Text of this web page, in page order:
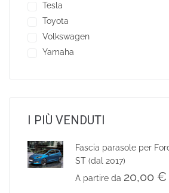
Tesla
Toyota
Volkswagen
Yamaha
I PIÙ VENDUTI
Fascia parasole per
ST (dal 2017)
A partire da 20,00 €